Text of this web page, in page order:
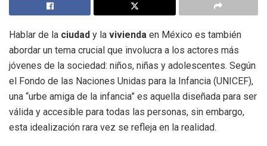
Hablar de la ciudad y la vivienda en México es también
abordar un tema crucial que involucra a los actores más
jóvenes de la sociedad: niños, niñas y adolescentes. Según
el Fondo de las Naciones Unidas para la Infancia (UNICEF),
una “urbe amiga de la infancia” es aquella diseñada para ser
válida y accesible para todas las personas, sin embargo,
esta idealización rara vez se refleja en la realidad.